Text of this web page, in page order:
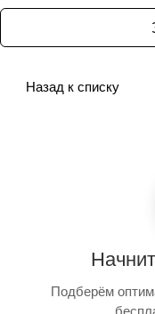
Назад к списку
Подберём